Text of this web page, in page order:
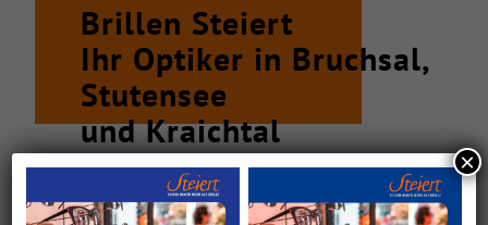
Brillen Steiert
Ihr Optiker in Bruchsal,
Stutensee
und Kraichtal
×